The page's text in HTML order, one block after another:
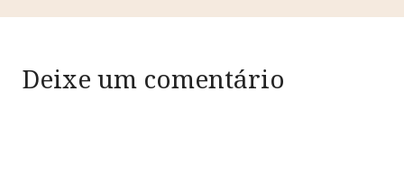
Deixe um comentário